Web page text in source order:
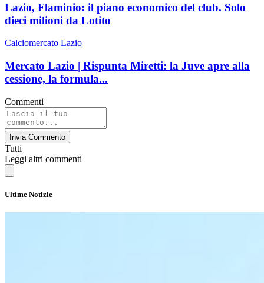
Lazio, Flaminio: il piano economico del club. Solo
dieci milioni da Lotito
Calciomercato Lazio
Mercato Lazio | Rispunta Miretti: la Juve apre alla
cessione, la formula...
Commenti
Invia Commento
Tutti
Leggi altri commenti
Ultime Notizie